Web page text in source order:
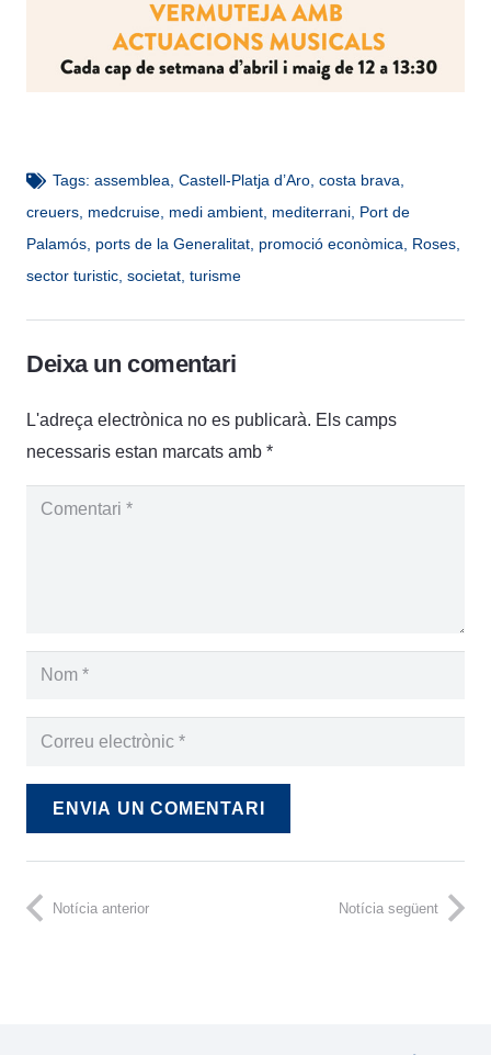
Tags: assemblea Castell-Platja d’Aro, costa brava
creuers medcruise medi ambient mediterrani Port de
Palamós ports de la Generalitat promoció econòmica Roses
sector turistic societat turisme
Deixa un comentari
L'adreça electrònica no es publicarà. Els camps
necessaris estan marcats amb *
ENVIA UN COMENTARI
Notícia anterior Notícia següent